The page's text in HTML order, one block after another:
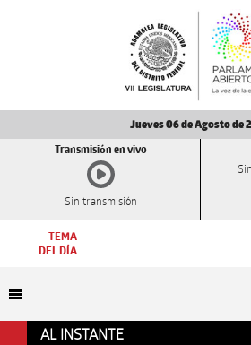
Jueves 06 de Agosto de
Transmisión en vivo
Sin transmisión
TEMA
DEL DÍA
AL INSTANTE